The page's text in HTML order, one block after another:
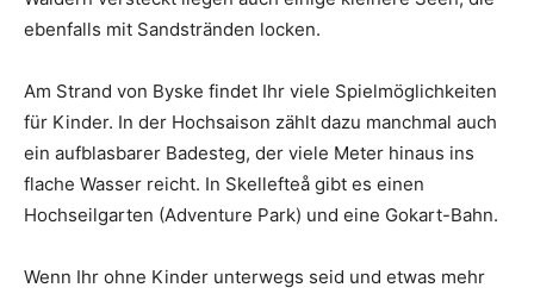
ebenfalls mit Sandstränden locken.
Am Strand von Byske findet Ihr viele Spielmöglichkeiten
für Kinder. In der Hochsaison zählt dazu manchmal auch
ein aufblasbarer Badesteg, der viele Meter hinaus ins
flache Wasser reicht. In Skellefteå gibt es einen
Hochseilgarten (Adventure Park) und eine Gokart-Bahn.
Wenn Ihr ohne Kinder unterwegs seid und etwas mehr